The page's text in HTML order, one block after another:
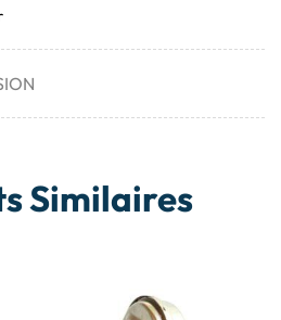
Similaires